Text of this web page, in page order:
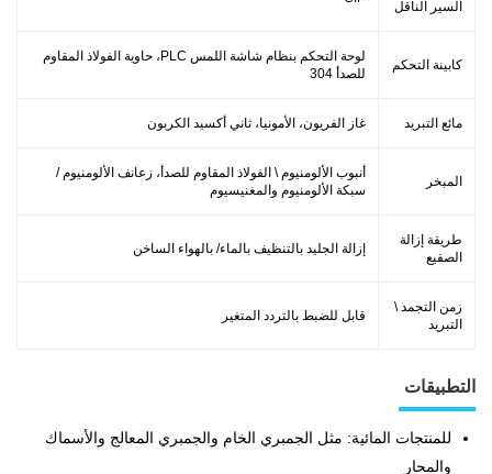
السير الناقل
كابينة التحكم
لوحة التحكم بنظام شاشة اللمس PLC، حاوية الفولاذ المقاوم
للصدأ 304
مائع التبريد غاز الفريون، الأمونيا، ثاني أكسيد الكربون
المبخر
أنبوب الألومنيوم \ الفولاذ المقاوم للصدأ، زعانف الألومنيوم /
سبكة الألومنيوم والمغنيسيوم
طريقة إزالة
الصقيع
إزالة الجليد بالتنظيف بالماء/ بالهواء الساخن
زمن التجمد \
التبريد
قابل للضبط بالتردد المتغير
التطبيقات
للمنتجات المائية: مثل الجمبري الخام والجمبري المعالج والأسماك
والمحار